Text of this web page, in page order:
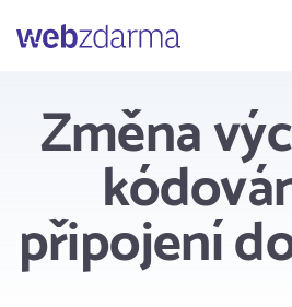
Webzdarma
Změna
připojení